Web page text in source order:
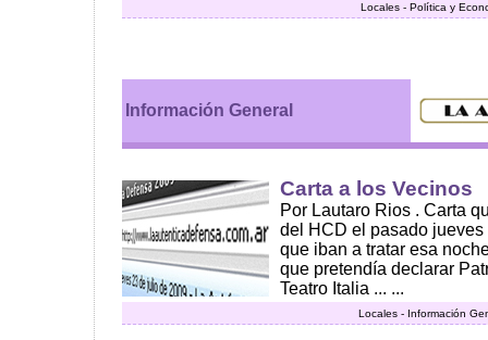
Locales - Política y
Información General
Carta a los Vecinos
Por Lautaro Rios . Carta
del HCD el pasado
que iban a tratar esa
que pretendía declarar
Teatro Italia ... ...
Locales - Información